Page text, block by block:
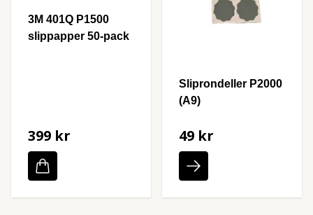
3M 401Q P1500
slippapper 50-pack
399 kr
Sliprondeller P2000
(A9)
49 kr